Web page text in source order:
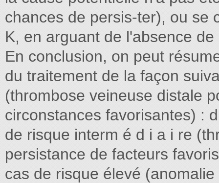
chances de persis-ter), ou se
K, en arguant de l'absence
En conclusion, on peut
du traitement de la façon
(thrombose veineuse distale
circonstances favorisantes) :
de risque interm é d i a i re
persistance de facteurs
cas de risque élevé